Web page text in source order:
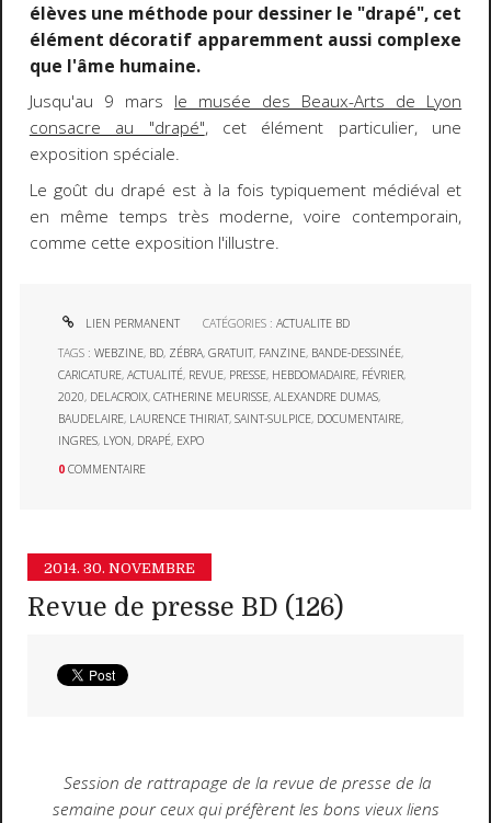
élèves une méthode pour dessiner le "drapé", cet
élément décoratif apparemment aussi complexe
que l'âme humaine.
Jusqu'au 9 mars le musée des Beaux-Arts de Lyon
consacre au "drapé", cet élément particulier, une
exposition spéciale.
Le goût du drapé est à la fois typiquement médiéval et
en même temps très moderne, voire contemporain,
comme cette exposition l'illustre.
LIEN PERMANENT CATÉGORIES :ACTUALITE BD
TAGS :WEBZINE, BD, ZÉBRA,GRATUIT, FANZINE, BANDE-DESSINÉE,
CARICATURE,ACTUALITÉ, REVUE, PRESSE, HEBDOMADAIRE, FÉVRIER,
2020, DELACROIX,CATHERINE MEURISSE,ALEXANDRE DUMAS,
BAUDELAIRE, LAURENCE THIRIAT,SAINT-SULPICE, DOCUMENTAIRE,
INGRES, LYON, DRAPÉ, EXPO
0 COMMENTAIRE
2014. 30. NOVEMBRE
Revue de presse BD (126)
Session de rattrapage de la revue de presse de la
semaine pour ceux qui préfèrent les bons vieux liens